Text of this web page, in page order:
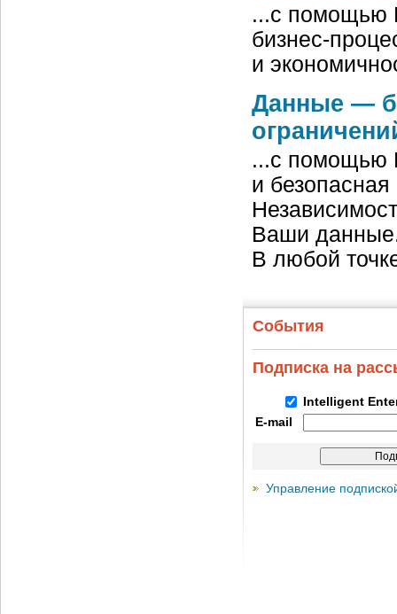
...с помощью
бизнес-
и
Данные —
...с помощью
и
Ваши
В любой
События
Подписка на
Intelligent
E-mail
Управление